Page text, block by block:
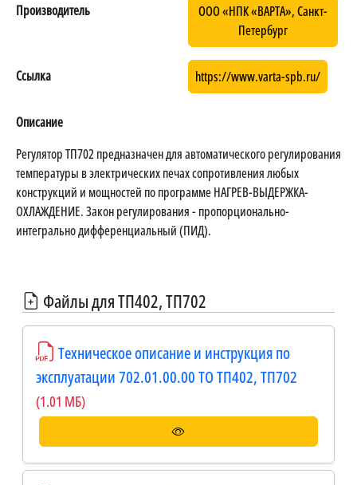
Производитель
ООО «НПК «ВАРТА», Санкт-
Петербург
Ссылка https://www.varta-spb.ru/
Описание
Регулятор ТП702 предназначен для автоматического регулирования
температуры в электрических печах сопротивления любых
конструкций и мощностей по программе НАГРЕВ-ВЫДЕРЖКА-
ОХЛАЖДЕНИЕ. Закон регулирования - пропорционально-
интегрально дифференциальный (ПИД).
Файлы для ТП402, ТП702
Техническое описание и инструкция по
эксплуатации 702.01.00.00 ТО ТП402, ТП702
(1.01 МБ)